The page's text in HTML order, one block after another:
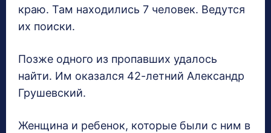
краю. Там находились 7 человек. Ведутся
их поиски.
Позже одного из пропавших удалось
найти. Им оказался 42-летний Александр
Грушевский.
Женщина и ребенок, которые были с ним в